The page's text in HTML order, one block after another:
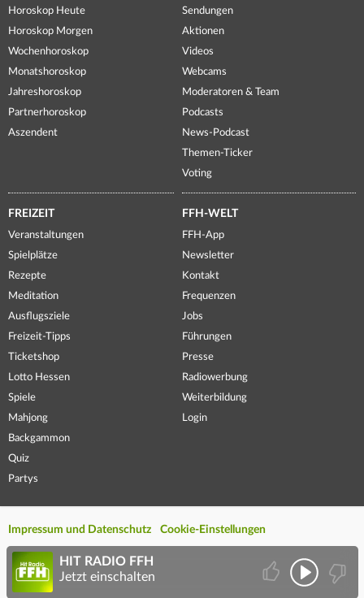
Horoskop Heute
Horoskop Morgen
Wochenhoroskop
Monatshoroskop
Jahreshoroskop
Partnerhoroskop
Aszendent
Sendungen
Aktionen
Videos
Webcams
Moderatoren & Team
Podcasts
News-Podcast
Themen-Ticker
Voting
FREIZEIT
Veranstaltungen
Spielplätze
Rezepte
Meditation
Ausflugsziele
Freizeit-Tipps
Ticketshop
Lotto Hessen
Spiele
Mahjong
Backgammon
Quiz
Partys
FFH-WELT
FFH-App
Newsletter
Kontakt
Frequenzen
Jobs
Führungen
Presse
Radiowerbung
Weiterbildung
Login
Impressum und Datenschutz Cookie-Einstellungen
HIT RADIO FFH
Jetzt einschalten